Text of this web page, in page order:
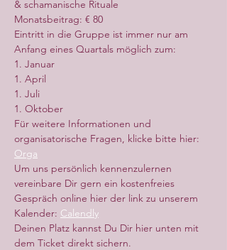
& schamanische Rituale
Monatsbeitrag: € 80
Eintritt in die Gruppe ist immer nur am
Anfang eines Quartals möglich zum:
1. Januar
1. April
1. Juli
1. Oktober
Für weitere Informationen und
organisatorische Fragen, klicke bitte hier:
Orga
Um uns persönlich kennenzulernen
vereinbare Dir gern ein kostenfreies
Gespräch online hier der link zu unserem
Kalender: Calendly
Deinen Platz kannst Du Dir hier unten mit
dem Ticket direkt sichern.